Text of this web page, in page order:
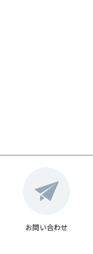
お問い合わせ